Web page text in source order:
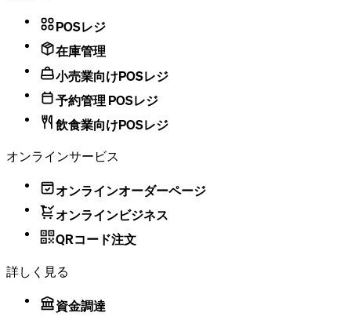
POSレジ
在庫管理
小売業向けPOSレジ
予約管理 POSレジ
飲食業向けPOSレジ
オンラインサービス
オンラインオーダーページ
オンラインビジネス
QRコード注文
詳しく見る
資金調達